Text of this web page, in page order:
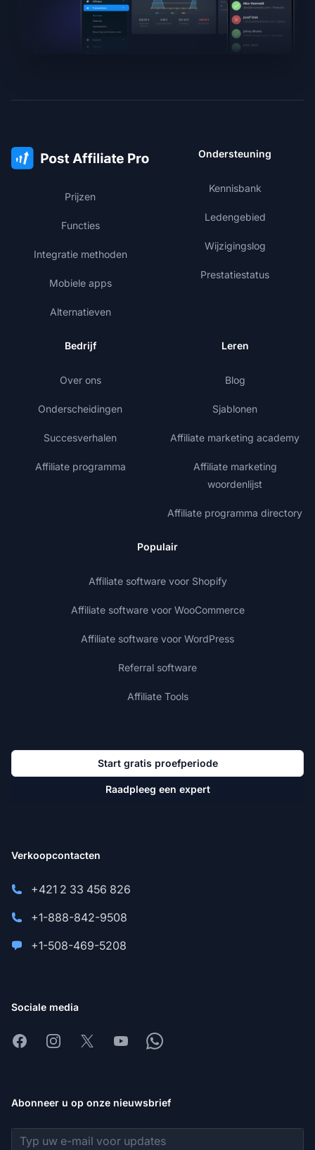
Prijzen
Functies
Integratie methoden
Mobiele apps
Alternatieven
Ondersteuning
Kennisbank
Ledengebied
Wijzigingslog
Prestatiestatus
Bedrijf
Over ons
Onderscheidingen
Succesverhalen
Affiliate programma
Leren
Blog
Sjablonen
Affiliate marketing academy
Affiliate marketing
woordenlijst
Affiliate programma directory
Populair
Affiliate software voor Shopify
Affiliate software voor WooCommerce
Affiliate software voor WordPress
Referral software
Affiliate Tools
Start gratis proefperiode
Raadpleeg een expert
Verkoopcontacten
+421 2 33 456 826
+1-888-842-9508
+1-508-469-5208
Sociale media
FacebookInstagram
X YoutubeWhatsapp
Abonneer u op onze nieuwsbrief
E-mailadres